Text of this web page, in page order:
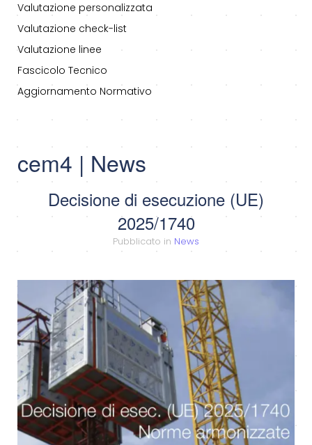
Valutazione personalizzata
Valutazione check-list
Valutazione linee
Fascicolo Tecnico
Aggiornamento Normativo
cem4 | News
Decisione di esecuzione (UE)
2025/1740
Pubblicato in News